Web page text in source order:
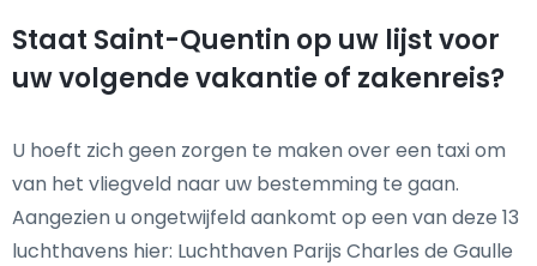
Staat Saint-Quentin op uw lijst voor
uw volgende vakantie of zakenreis?
U hoeft zich geen zorgen te maken over een taxi om
van het vliegveld naar uw bestemming te gaan.
Aangezien u ongetwijfeld aankomt op een van deze 13
luchthavens hier: Luchthaven Parijs Charles de Gaulle